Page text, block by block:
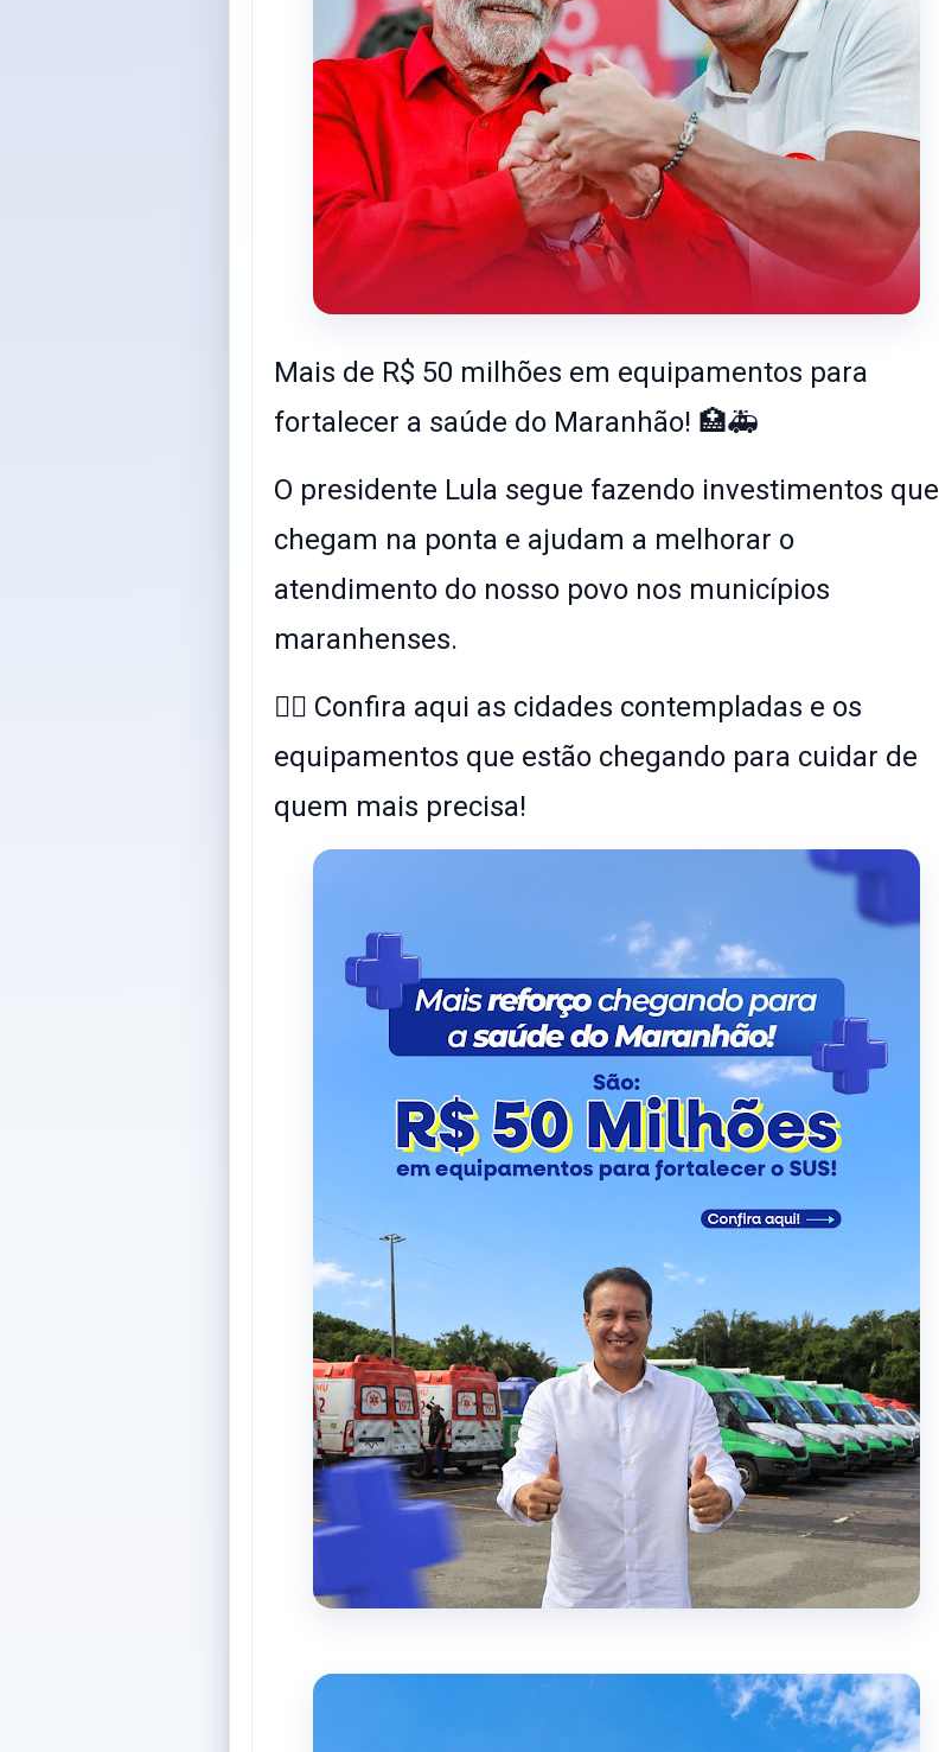
Mais de R$ 50 milhões em equipamentos para
fortalecer a saúde do Maranhão! 🏥🚑
O presidente Lula segue fazendo investimentos que
chegam na ponta e ajudam a melhorar o
atendimento do nosso povo nos municípios
maranhenses.
👉🏽 Confira aqui as cidades contempladas e os
equipamentos que estão chegando para cuidar de
quem mais precisa!